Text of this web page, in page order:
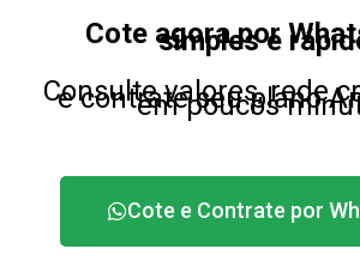
Cote agora por
simples e
Consulte valores, rede
e contrate seu plano
em poucos
Cote e Contrate por